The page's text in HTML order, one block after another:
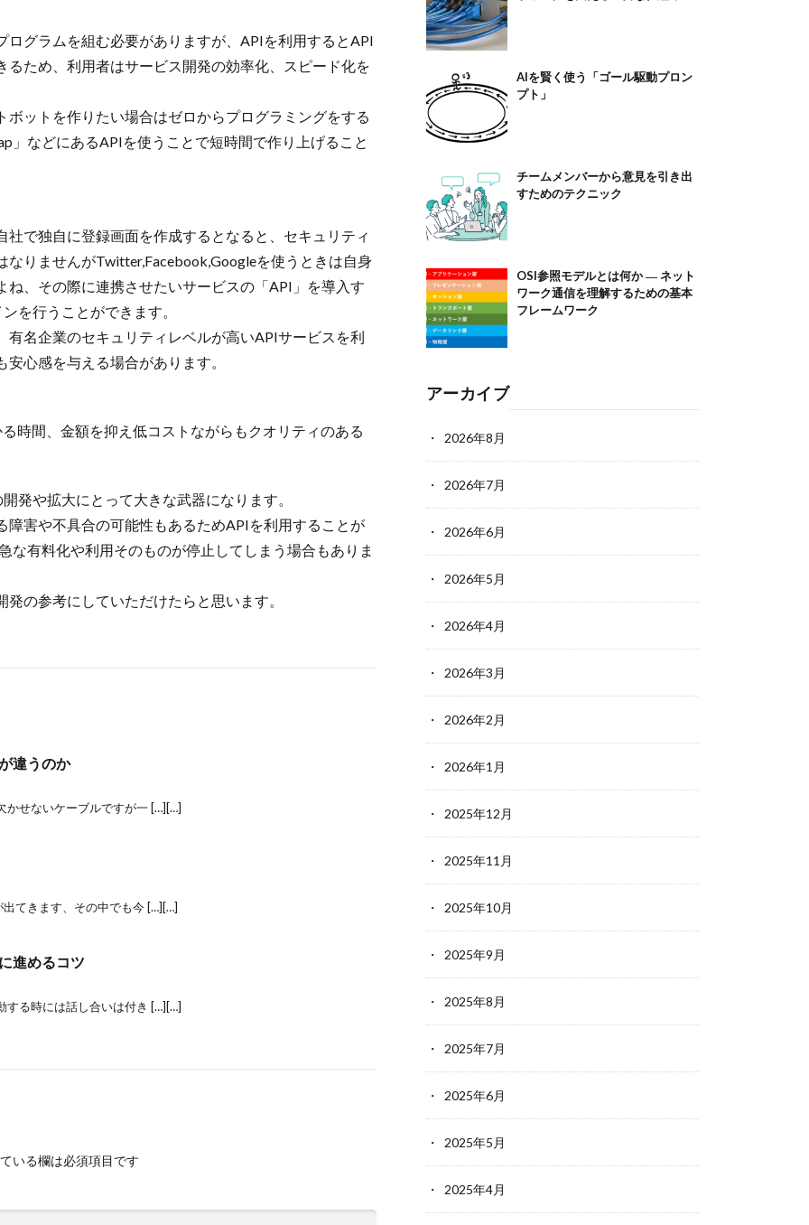
グラムを組む必要がありますが、APIを利用するとAPI
ため、利用者はサービス開発の効率化、スピード化を
ットを作りたい場合はゼロからプログラミングをする
」などにあるAPIを使うことで短時間で作り上げること
で独自に登録画面を作成するとなると、セキュリティ
りませんがTwitter,Facebook,Googleを使うときは自身
、その際に連携させたいサービスの「API」を導入す
を行うことができます。
名企業のセキュリティレベルが高いAPIサービスを利
心感を与える場合があります。
時間、金額を抑え低コストながらもクオリティのある
発や拡大にとって大きな武器になります。
害や不具合の可能性もあるためAPIを利用することが
有料化や利用そのものが停止してしまう場合もありま
の参考にしていただけたらと思います。
違うのか
かせないケーブルですが一 […][…]
てきます、その中でも今 […][…]
進めるコツ
する時には話し合いは付き […][…]
いる欄は必須項目です
AIを賢く使う「ゴール駆動プロン
プト」
チームメンバーから意見を引き出
すためのテクニック
OSI参照モデルとは何か ― ネット
ワーク通信を理解するための基本
フレームワーク
アーカイブ
2026年8月
2026年7月
2026年6月
2026年5月
2026年4月
2026年3月
2026年2月
2026年1月
2025年12月
2025年11月
2025年10月
2025年9月
2025年8月
2025年7月
2025年6月
2025年5月
2025年4月